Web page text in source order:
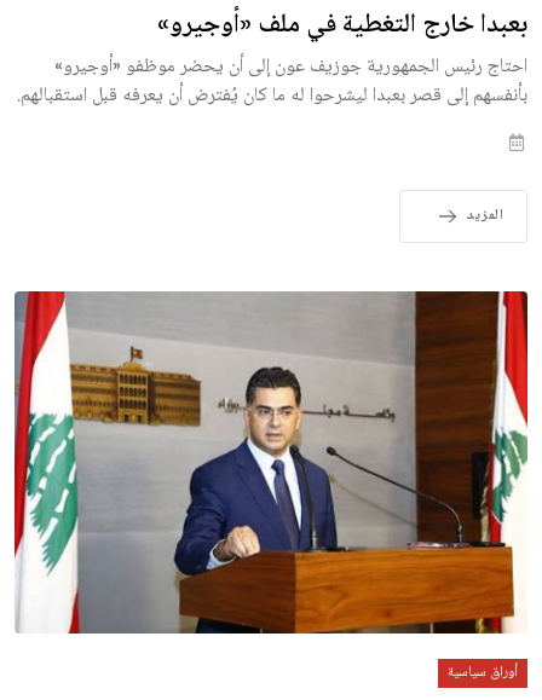
بعبدا خارج التغطية في ملف «أوجيرو»
احتاج رئيس الجمهورية جوزيف عون إلى أن يحضر موظفو «أوجيرو»
بأنفسهم إلى قصر بعبدا ليشرحوا له ما كان يُفترض أن يعرفه قبل استقبالهم.
المزيد
أوراق سياسية